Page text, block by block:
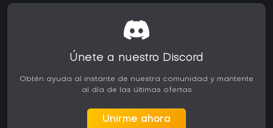
Únete a nuestro Discord
Obtén ayuda al instante de nuestra comunidad y mantente
al día de las últimas ofertas
Unirme ahora